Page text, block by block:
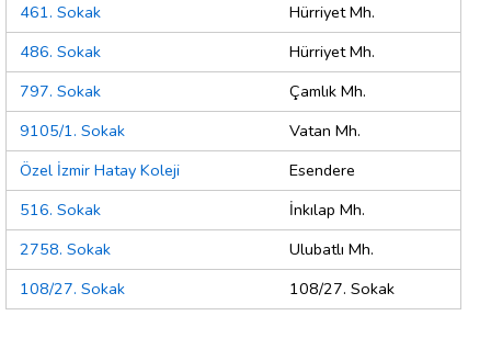
461. Sokak
Hürriyet Mh.
486. Sokak
Hürriyet Mh.
797. Sokak
Çamlık Mh.
9105/1. Sokak
Vatan Mh.
Özel İzmir Hatay Koleji
Esendere
516. Sokak
İnkılap Mh.
2758. Sokak
Ulubatlı Mh.
108/27. Sokak
108/27. Sokak